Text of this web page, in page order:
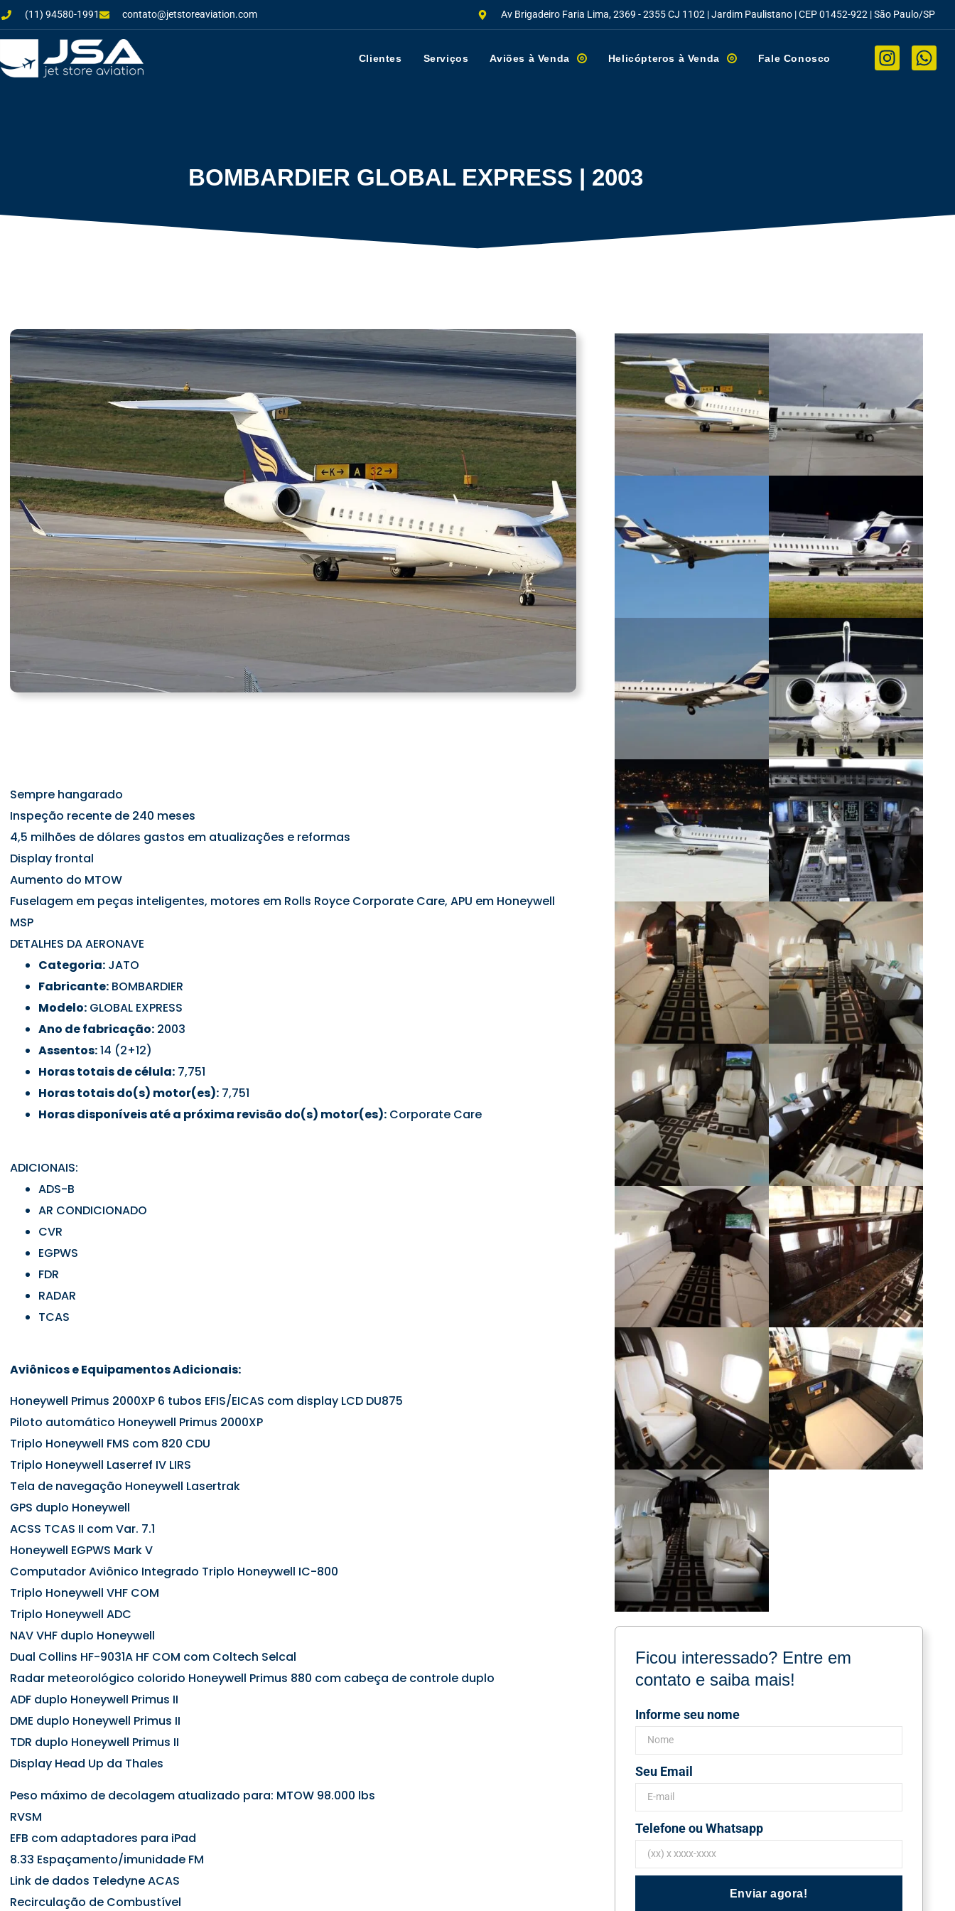
(11) 94580-1991 contato@jetstoreaviation.com Av Brigadeiro Faria Lima, 2369 - 2355 CJ 1102 | Jardim Paulistano | CEP 01452-922 | São Paulo/SP
Clientes Serviços Aviões à Venda Helicópteros à Venda Fale Conosco
BOMBARDIER GLOBAL EXPRESS | 2003
Sempre hangarado
Inspeção recente de 240 meses
4,5 milhões de dólares gastos em atualizações e reformas
Display frontal
Aumento do MTOW
Fuselagem em peças inteligentes, motores em Rolls Royce Corporate Care, APU em Honeywell
MSP
DETALHES DA AERONAVE
Categoria: JATO
Fabricante: BOMBARDIER
Modelo: GLOBAL EXPRESS
Ano de fabricação: 2003
Assentos:14 (2+12)
Horas totais de célula: 7,751
Horas totais do(s) motor(es): 7,751
Horas disponíveis até a próxima revisão do(s) motor(es): Corporate Care
ADICIONAIS:
ADS-B
AR CONDICIONADO
CVR
EGPWS
FDR
RADAR
TCAS
Aviônicos e Equipamentos Adicionais:
Honeywell Primus 2000XP 6 tubos EFIS/EICAS com display LCD DU875
Piloto automático Honeywell Primus 2000XP
Triplo Honeywell FMS com 820 CDU
Triplo Honeywell Laserref IV LIRS
Tela de navegação Honeywell Lasertrak
GPS duplo Honeywell
ACSS TCAS II com Var. 7.1
Honeywell EGPWS Mark V
Computador Aviônico Integrado Triplo Honeywell IC-800
Triplo Honeywell VHF COM
Triplo Honeywell ADC
NAV VHF duplo Honeywell
Dual Collins HF-9031A HF COM com Coltech Selcal
Radar meteorológico colorido Honeywell Primus 880 com cabeça de controle duplo
ADF duplo Honeywell Primus II
DME duplo Honeywell Primus II
TDR duplo Honeywell Primus II
Display Head Up da Thales
Peso máximo de decolagem atualizado para: MTOW 98.000 lbs
RVSM
EFB com adaptadores para iPad
8.33 Espaçamento/imunidade FM
Link de dados Teledyne ACAS
Recirculação de Combustível
Ficou interessado? Entre em
contato e saiba mais!
Informe seu nome
Seu Email
Telefone ou Whatsapp
Enviar agora!